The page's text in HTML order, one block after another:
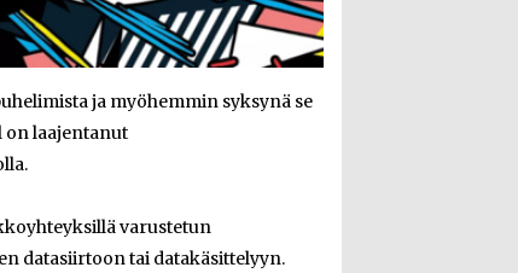
ja myöhemmin syksynä se
on laajentanut
varustetun
datasiirtoon tai datakäsittelyyn.